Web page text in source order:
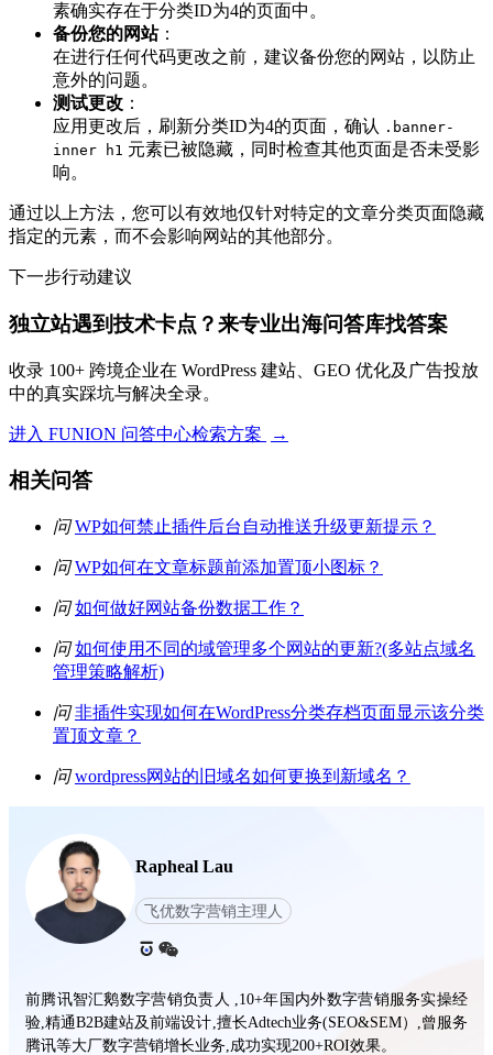
素确实存在于分类ID为4的页面中。
备份您的网站：
在进行任何代码更改之前，建议备份您的网站，以防止
意外的问题。
测试更改 ：
应用更改后，刷新分类ID为4的页面，确认 .banner-
inner h1 元素已被隐藏，同时检查其他页面是否未受影
响。
通过以上方法，您可以有效地仅针对特定的文章分类页面隐藏
指定的元素，而不会影响网站的其他部分。
下一步行动建议
独立站遇到技术卡点？来专业出海问答库找答案
收录 100+ 跨境企业在 WordPress 建站、GEO 优化及广告投放
中的真实踩坑与解决全录。
进入 FUNION 问答中心检索方案 →
相关问答
问 WP如何禁止插件后台自动推送升级更新提示？
问 WP如何在文章标题前添加置顶小图标？
问 如何做好网站备份数据工作？
问 如何使用不同的域管理多个网站的更新?(多站点域名
管理策略解析)
问 非插件实现如何在WordPress分类存档页面显示该分类
置顶文章？
问 wordpress网站的旧域名如何更换到新域名？
Rapheal Lau
飞优数字营销主理人
前腾讯智汇鹅数字营销负责人 ,10+年国内外数字营销服务实操经
验,精通B2B建站及前端设计,擅长Adtech业务(SEO&SEM）,曾服务
腾讯等大厂数字营销增长业务,成功实现200+ROI效果。